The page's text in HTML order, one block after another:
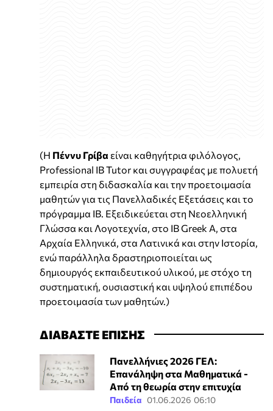
(Η Πέννυ Γρίβα είναι καθηγήτρια φιλόλογος,
Professional IB Tutor και συγγραφέας με πολυετή
εμπειρία στη διδασκαλία και την προετοιμασία
μαθητών για τις Πανελλαδικές Εξετάσεις και το
πρόγραμμα IB. Εξειδικεύεται στη Νεοελληνική
Γλώσσα και Λογοτεχνία, στο IB Greek A, στα
Αρχαία Ελληνικά, στα Λατινικά και στην Ιστορία,
ενώ παράλληλα δραστηριοποιείται ως
δημιουργός εκπαιδευτικού υλικού, με στόχο τη
συστηματική, ουσιαστική και υψηλού επιπέδου
προετοιμασία των μαθητών.)
ΔΙΑΒΑΣΤΕ ΕΠΙΣΗΣ
Πανελλήνιες 2026 ΓΕΛ:
Επανάληψη στα Μαθηματικά -
Από τη θεωρία στην επιτυχία
Παιδεία 01.06.2026 06:10